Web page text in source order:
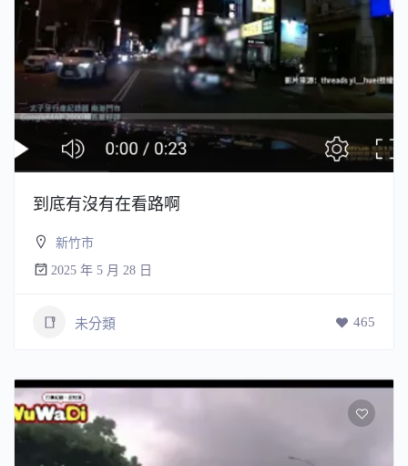
到底有沒有在看路啊
新竹市
2025 年 5 月 28 日
未分類 465